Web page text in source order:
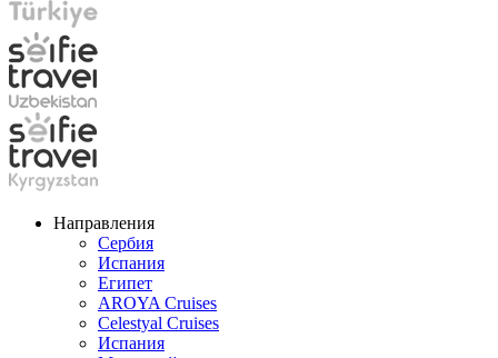
Направления
Сербия
Испания
Египет
AROYA Cruises
Celestyal Cruises
Испания